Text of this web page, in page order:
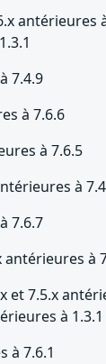
antérieures
7.4.9
à 7.6.6
à 7.6.5
à
7.6.7
à
et 7.5.x
à 1.3.1
à 7.6.1